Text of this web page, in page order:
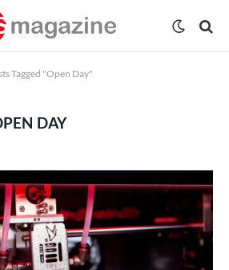
Tagged "Open Day"
DAY